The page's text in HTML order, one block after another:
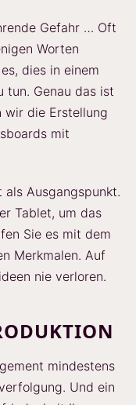
Gefahr … Oft
Worten
dies in einem
tun. Genau das ist
wir die Erstellung
mit
als Ausgangspunkt.
Tablet, um das
Sie es mit dem
Merkmalen. Auf
nie verloren.
mindestens
Und ein